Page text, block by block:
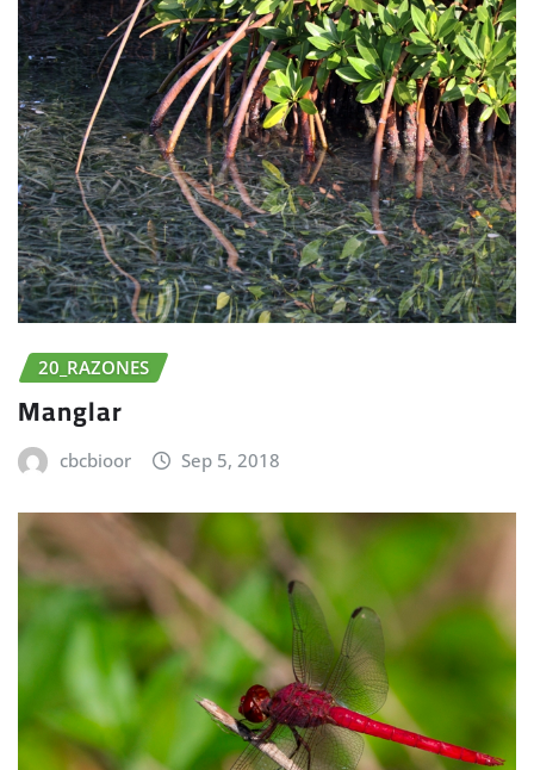
20_RAZONES
Manglar
cbcbioor Sep 5, 2018